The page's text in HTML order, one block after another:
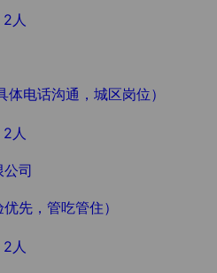
2人
电话沟通，城区岗位）
2人
司
先，管吃管住）
2人